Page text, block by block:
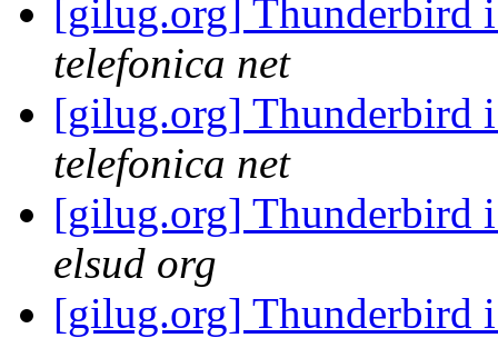
[gilug.org] Thunderbird
telefonica net
[gilug.org] Thunderbird
telefonica net
[gilug.org] Thunderbird
elsud org
[gilug.org] Thunderbird